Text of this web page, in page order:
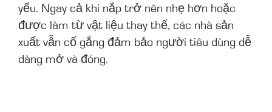
yếu. Ngay cả khi nắp trở nên nhẹ hơn hoặc
được làm từ vật liệu thay thế, các nhà sản
xuất vẫn cố gắng đảm bảo người tiêu dùng dễ
dàng mở và đóng.